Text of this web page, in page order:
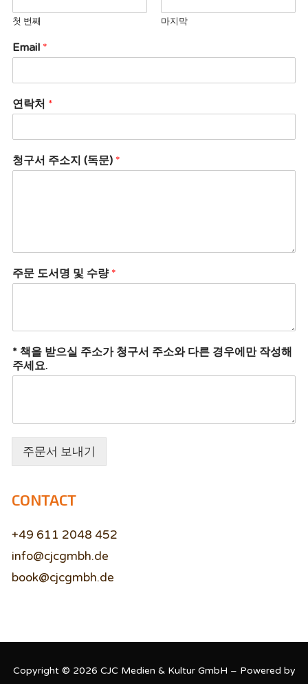
첫 번째 마지막
Email *
연락처 *
청구서 주소지 (독문) *
주문 도서명 및 수량 *
* 책을 받으실 주소가 청구서 주소와 다른 경우에만 작성해
주세요.
주문서 보내기
CONTACT
+49 611 2048 452
info@cjcgmbh.de
book@cjcgmbh.de
Copyright © 2026 CJC Medien & Kultur GmbH – Powered by